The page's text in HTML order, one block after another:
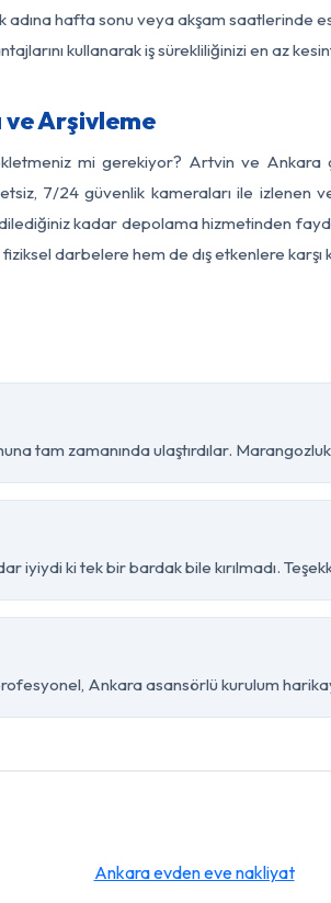
hafta sonu veya akşam saatlerinde
kullanarak iş sürekliliğinizi en az
Arşivleme
mi gerekiyor? Artvin ve
7/24 güvenlik kameraları ile izlenen
kadar depolama hizmetinden
darbelere hem de dış etkenlere karşı
tam zamanında ulaştırdılar. Marangozluk
iyiydi ki tek bir bardak bile kırılmadı.
Ankara asansörlü kurulum
Ankara evden eve nakliyat